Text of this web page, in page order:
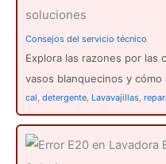
soluciones
Consejos del servicio técnico
Explora las razones por las
vasos blanquecinos y cómo
cal, detergente, Lavavajillas,